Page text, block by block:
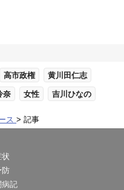
高市政権 黄川田仁志
奈 女性 吉川ひなの
ス 記事
状
防
病記